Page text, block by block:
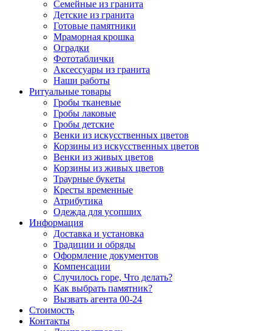
Семейные из гранита
Детские из гранита
Готовые памятники
Мраморная крошка
Оградки
Фототаблички
Аксессуары из гранита
Наши работы
Ритуальные товары
Гробы тканевые
Гробы лаковые
Гробы детские
Венки из искусственных цветов
Корзины из искусственных цветов
Венки из живых цветов
Корзины из живых цветов
Траурные букеты
Кресты временные
Атрибутика
Одежда для усопших
Информация
Доставка и установка
Традиции и обряды
Оформление документов
Компенсации
Случилось горе, Что делать?
Как выбрать памятник?
Вызвать агента 00-24
Стоимость
Контакты